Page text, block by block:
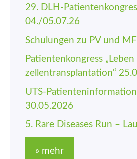
29. DLH-
04./05.07.26
Schulungen zu PV und MF
Patienten­kongress
zellen­trans­plantation“
UTS-
30.05.2026
5. Rare Diseases Run –
» mehr